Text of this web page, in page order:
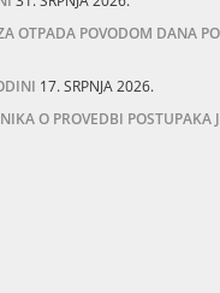
OTPADA POVODOM DANA
17. SRPNJA 2026.
O PROVEDBI POSTUPAKA